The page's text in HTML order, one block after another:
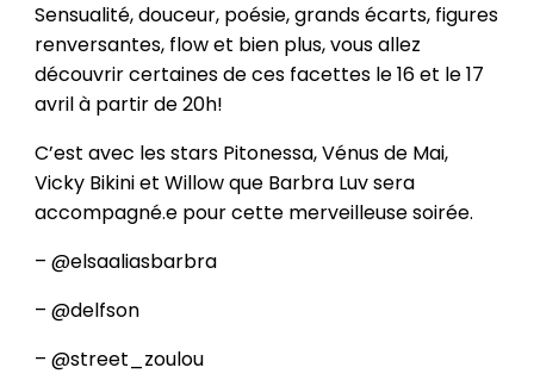
Sensualité, douceur, poésie, grands écarts, figures
renversantes, flow et bien plus, vous allez
découvrir certaines de ces facettes le 16 et le 17
avril à partir de 20h!
C’est avec les stars Pitonessa, Vénus de Mai,
Vicky Bikini et Willow que Barbra Luv sera
accompagné.e pour cette merveilleuse soirée.
– @elsaaliasbarbra
– @delfson
– @street_zoulou